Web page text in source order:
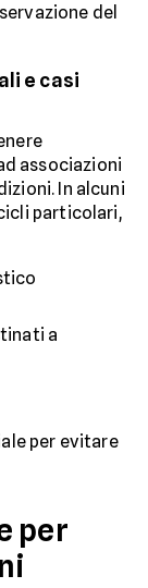
del
e casi
associazioni
In alcuni
particolari,
a
per evitare
per